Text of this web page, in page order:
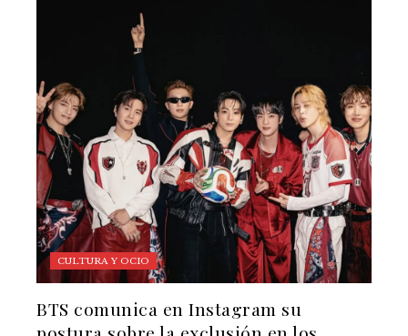
CULTURA Y OCIO
BTS comunica en Instagram su